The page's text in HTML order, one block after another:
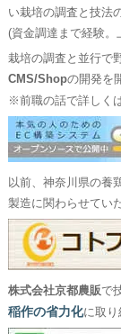
い栽培の調査と技法
(資金調達まで経験。
栽培の調査と並行で
CMS/Shopの開発を
※前職の話で詳しく
以前、神奈川県の養
製造に関わらせてい
株式会社京都農販で
稲作の省力化に取り